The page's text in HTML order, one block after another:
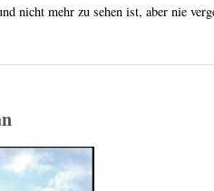
nicht mehr zu sehen ist, aber nie